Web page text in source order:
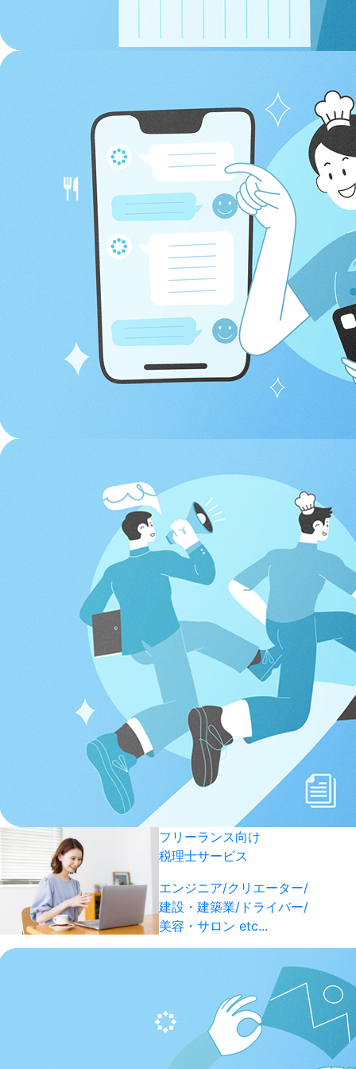
フリーランス向け
税理士サービス
エンジニア/クリエーター/
建設・建築業/ドライバー/
美容・サロン etc...